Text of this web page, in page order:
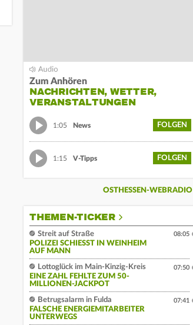
Zum Anhören
NACHRICHTEN, WETTER,
VERANSTALTUNGEN
1:05 News FOLGEN
1:15 V-Tipps FOLGEN
OSTHESSEN-WEBRADIO
THEMEN-TICKER
Streit auf Straße
POLIZEI SCHIESST IN WEINHEIM A
UF MANN
08:05
Lottoglück im Main-Kinzig-Kreis
EINE ZAHL FEHLTE ZUM 50-
MILLIONEN-JACKPOT
07:50
Betrugsalarm in Fulda
FALSCHE ENERGIEMITARBEITER
UNTERWEGS
07:41